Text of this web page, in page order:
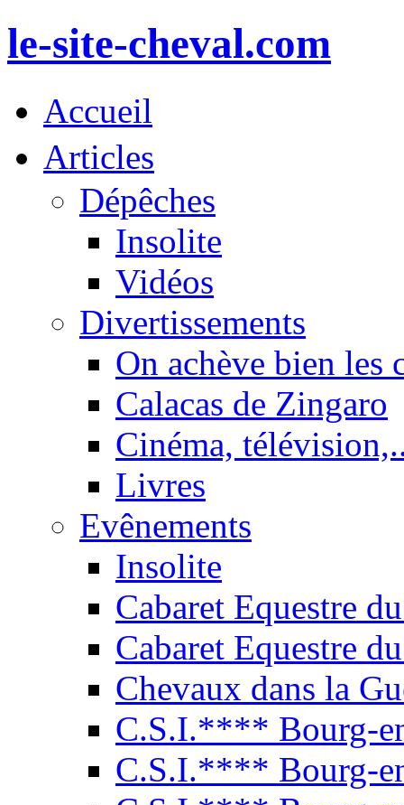
le-site-cheval.com
Accueil
Articles
Dépêches
Insolite
Vidéos
Divertissements
On achève bien les
Calacas de Zingaro
Cinéma,
Livres
Evênements
Insolite
Cabaret Equestre
Cabaret Equestre
Chevaux dans la
C.S.I.**** Bourg-
C.S.I.**** Bourg-